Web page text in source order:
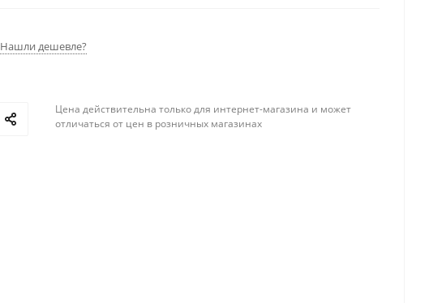
Нашли дешевле?
Цена действительна только для интернет-магазина и может
отличаться от цен в розничных магазинах